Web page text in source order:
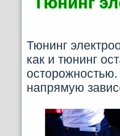
Тюнинг
как и тюнинг
напрямую